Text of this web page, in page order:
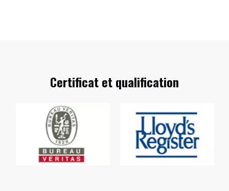
Certificat et qualification